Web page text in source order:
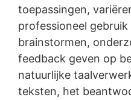
toepassingen,
professioneel
brainstormen,
feedback geven op
natuurlijke
teksten, het